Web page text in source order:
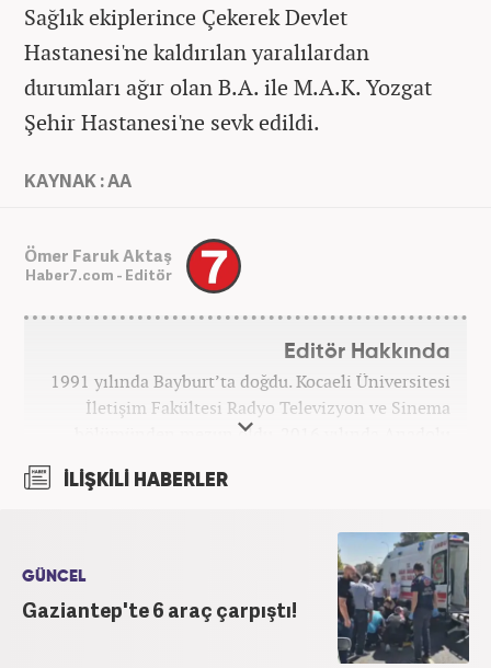
Sağlık ekiplerince Çekerek Devlet
Hastanesi'ne kaldırılan yaralılardan
durumları ağır olan B.A. ile M.A.K. Yozgat
Şehir Hastanesi'ne sevk edildi.
KAYNAK : AA
Ömer Faruk Aktaş
Haber7.com - Editör
Editör Hakkında
1991 yılında Bayburt’ta doğdu. Kocaeli Üniversitesi
İletişim Fakültesi Radyo Televizyon ve Sinema
bölümünden mezun oldu. 2016 yılında Anadolu
Gazetesi'nde çalıştı. Nisan 2021'den bu yana
yapmaktadır.
İLİŞKİLİ HABERLER
GÜNCEL
Gaziantep'te 6 araç çarpıştı!